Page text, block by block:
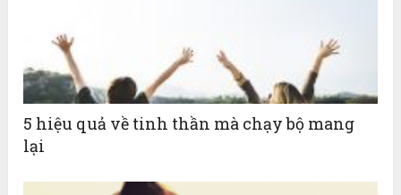
5 hiệu quả về tinh thần mà chạy bộ mang
lại